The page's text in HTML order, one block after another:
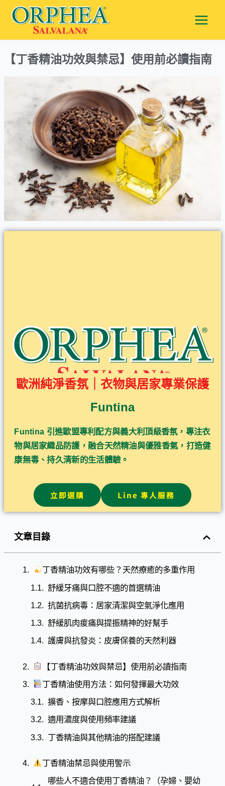
【丁香精油功效與禁忌】使用前必讀指南
歐洲純淨香氛｜衣物與居家專業保護
Funtina
Funtina 引進歐盟專利配方與義大利頂級香氛，專注衣
物與居家織品防護，融合天然精油與優雅香氣，打造健
康無毒、持久清新的生活體驗。
立即選購 Line 專人服務
文章目錄
丁香精油功效有哪些？天然療癒的多重作用
舒緩牙痛與口腔不適的首選精油
抗菌抗病毒：居家清潔與空氣淨化應用
舒緩肌肉痠痛與提振精神的好幫手
護膚與抗發炎：皮膚保養的天然利器
【丁香精油功效與禁忌】使用前必讀指南
丁香精油使用方法：如何發揮最大功效
擴香、按摩與口腔應用方式解析
適用濃度與使用頻率建議
丁香精油與其他精油的搭配建議
丁香精油禁忌與使用警示
哪些人不適合使用丁香精油？（孕婦、嬰幼